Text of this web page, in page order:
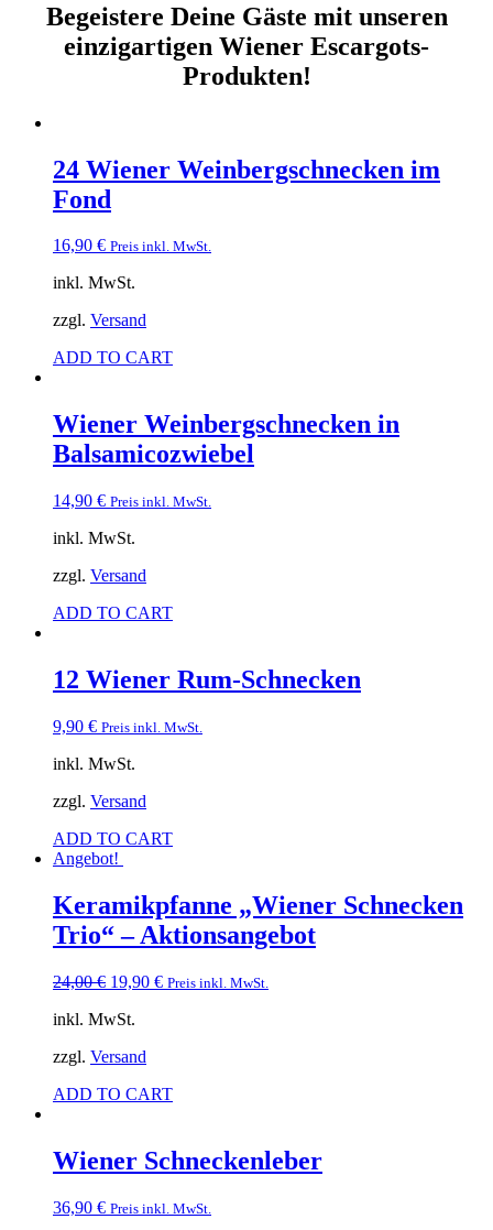
Begeistere Deine Gäste mit unseren
einzigartigen Wiener Escargots-
Produkten!
24 Wiener Weinbergschnecken im
Fond
16,90 € Preis inkl. MwSt.
inkl. MwSt.
zzgl. Versand
ADD TO CART
Wiener Weinbergschnecken in
Balsamicozwiebel
14,90 € Preis inkl. MwSt.
inkl. MwSt.
zzgl. Versand
ADD TO CART
12 Wiener Rum-Schnecken
9,90 € Preis inkl. MwSt.
inkl. MwSt.
zzgl. Versand
ADD TO CART
Angebot!
Keramikpfanne „Wiener Schnecken
Trio“ – Aktionsangebot
24,00€ Ursprünglicher
war:
19,90 €Aktueller
Preis inkl. MwSt.
inkl. MwSt.
zzgl. Versand
ADD TO CART
Wiener Schneckenleber
36,90 € Preis inkl. MwSt.